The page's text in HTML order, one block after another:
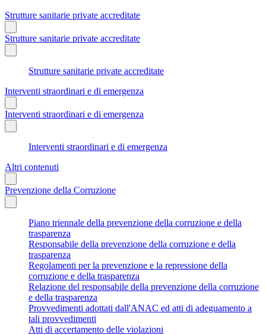
Strutture sanitarie private accreditate
Strutture sanitarie private accreditate
Strutture sanitarie private accreditate
Interventi straordinari e di emergenza
Interventi straordinari e di emergenza
Interventi straordinari e di emergenza
Altri contenuti
Prevenzione della Corruzione
Piano triennale della prevenzione della corruzione e della
trasparenza
Responsabile della prevenzione della corruzione e della
trasparenza
Regolamenti per la prevenzione e la repressione della
corruzione e della trasparenza
Relazione del responsabile della prevenzione della corruzione
e della trasparenza
Provvedimenti adottati dall'ANAC ed atti di adeguamento a
tali provvedimenti
Atti di accertamento delle violazioni